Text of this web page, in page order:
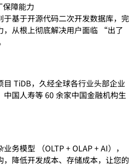
障能力
于基于开源代码二次开发数据库，完
，从根上彻底解决用户面临 “出了
TiDB，久经全球各行业头部企业
国人寿等 60 余家中国金融机构生
务模型 （OLTP + OLAP + AI），
降低开发成本、存储成本，让您的